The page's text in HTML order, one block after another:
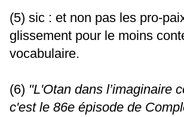
(5) sic : et non pas les pro-
glissement pour le moins
vocabulaire.
(6) "L'Otan dans l’imaginaire
c'est le 86e épisode de